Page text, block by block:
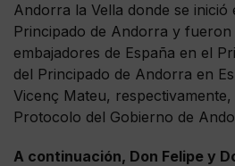
Andorra la Vella donde se inició
Principado de Andorra y
embajadores de España en el
del Principado de Andorra en
Vicenç Mateu,
Protocolo del Gobierno de
A continuación, Don Felipe y